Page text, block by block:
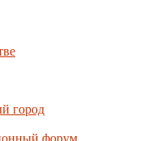
город
форум